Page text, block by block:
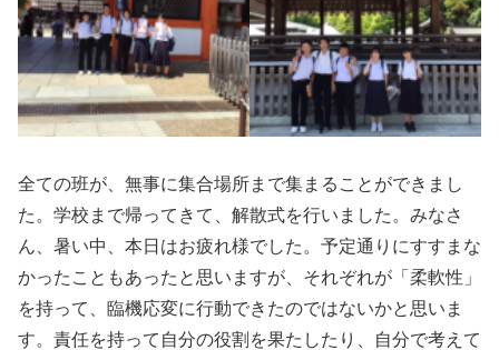
全ての班が、無事に集合場所まで集まることができまし
た。学校まで帰ってきて、解散式を行いました。みなさ
ん、暑い中、本日はお疲れ様でした。予定通りにすすまな
かったこともあったと思いますが、それぞれが「柔軟性」
を持って、臨機応変に行動できたのではないかと思いま
す。責任を持って自分の役割を果たしたり、自分で考えて